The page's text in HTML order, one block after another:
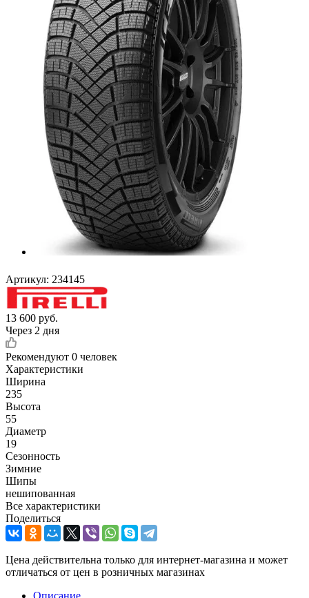
Артикул: 234145
13 600 руб.
Через 2 дня
Рекомендуют 0 человек
Характеристики
Ширина
235
Высота
55
Диаметр
19
Сезонность
Зимние
Шипы
нешипованная
Все характеристики
Поделиться
Цена действительна только для интернет-магазина и может
отличаться от цен в розничных магазинах
Описание